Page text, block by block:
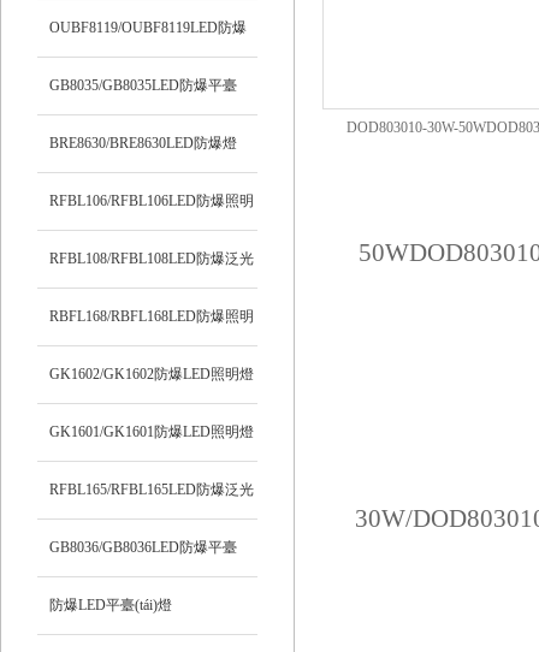
OUBF8119/OUBF8119LED防爆
燈
GB8035/GB8035LED防爆平臺
(tái)燈
BRE8630/BRE8630LED防爆燈
RFBL106/RFBL106LED防爆照明
燈
RFBL108/RFBL108LED防爆泛光
燈
RBFL168/RBFL168LED防爆照明
燈
GK1602/GK1602防爆LED照明燈
GK1601/GK1601防爆LED照明燈
RFBL165/RFBL165LED防爆泛光
燈
GB8036/GB8036LED防爆平臺
(tái)燈
防爆LED平臺(tái)燈
DOD803010-30W-